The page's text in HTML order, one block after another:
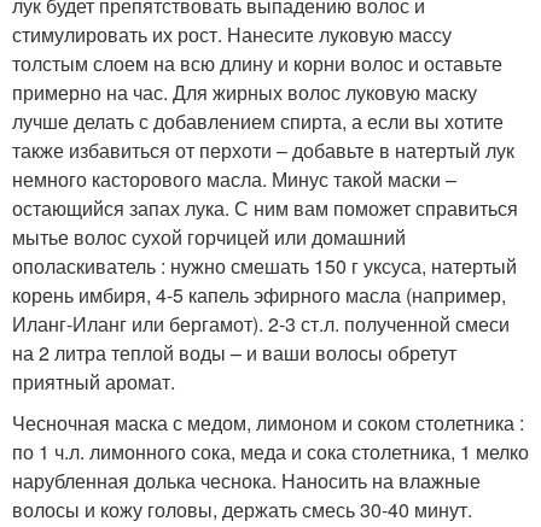
лук будет препятствовать выпадению волос и
стимулировать их рост. Нанесите луковую массу
толстым слоем на всю длину и корни волос и оставьте
примерно на час. Для жирных волос луковую маску
лучше делать с добавлением спирта, а если вы хотите
также избавиться от перхоти – добавьте в натертый лук
немного касторового масла. Минус такой маски –
остающийся запах лука. С ним вам поможет справиться
мытье волос сухой горчицей или домашний
ополаскиватель : нужно смешать 150 г уксуса, натертый
корень имбиря, 4-5 капель эфирного масла (например,
Иланг-Иланг или бергамот). 2-3 ст.л. полученной смеси
на 2 литра теплой воды – и ваши волосы обретут
приятный аромат.
Чесночная маска с медом, лимоном и соком столетника :
по 1 ч.л. лимонного сока, меда и сока столетника, 1 мелко
нарубленная долька чеснока. Наносить на влажные
волосы и кожу головы, держать смесь 30-40 минут.